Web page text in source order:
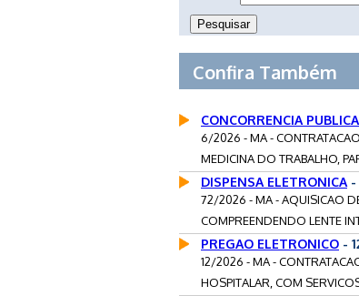
Confira Também
CONCORRENCIA PUBLICA
6/2026 - MA -
MEDICINA DO TRABALHO,
DISPENSA ELETRONICA -
72/2026 - MA - AQUISICAO DE
COMPREENDENDO LENTE
PREGAO ELETRONICO -
12/2026 - MA -
HOSPITALAR, COM